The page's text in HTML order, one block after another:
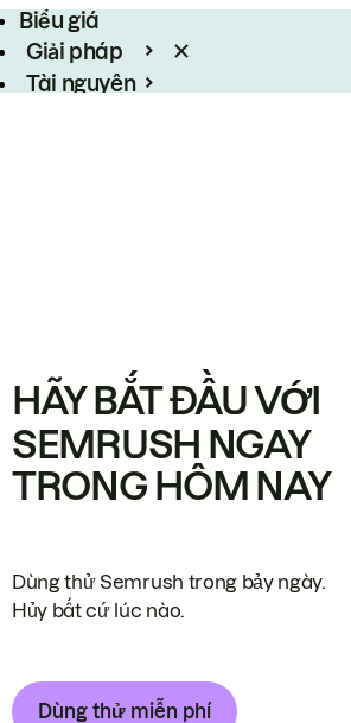
Biểu giá
Giải pháp
Tài nguyên
HÃY BẮT ĐẦU VỚI
SEMRUSH NGAY
TRONG HÔM NAY
Dùng thử Semrush trong bảy ngày.
Hủy bất cứ lúc nào.
Dùng thử miễn phí